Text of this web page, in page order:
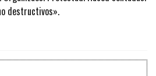
destructivos».